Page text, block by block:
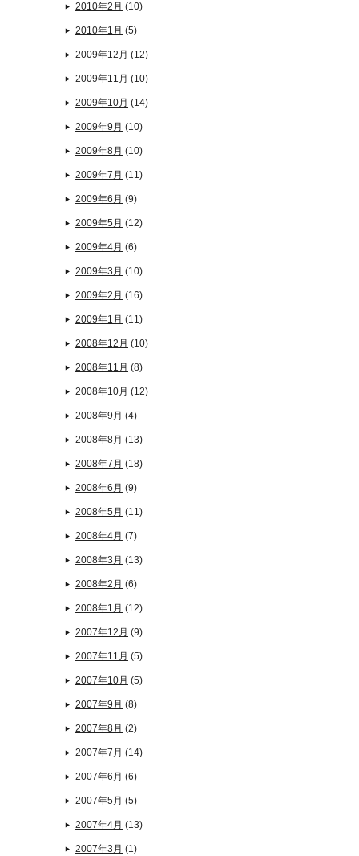
2010年2月 (10)
2010年1月 (5)
2009年12月 (12)
2009年11月 (10)
2009年10月 (14)
2009年9月 (10)
2009年8月 (10)
2009年7月 (11)
2009年6月 (9)
2009年5月 (12)
2009年4月 (6)
2009年3月 (10)
2009年2月 (16)
2009年1月 (11)
2008年12月 (10)
2008年11月 (8)
2008年10月 (12)
2008年9月 (4)
2008年8月 (13)
2008年7月 (18)
2008年6月 (9)
2008年5月 (11)
2008年4月 (7)
2008年3月 (13)
2008年2月 (6)
2008年1月 (12)
2007年12月 (9)
2007年11月 (5)
2007年10月 (5)
2007年9月 (8)
2007年8月 (2)
2007年7月 (14)
2007年6月 (6)
2007年5月 (5)
2007年4月 (13)
2007年3月 (1)